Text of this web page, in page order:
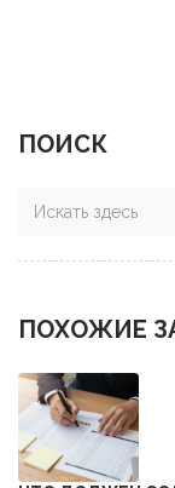
ПОИСК
ПОХОЖИЕ